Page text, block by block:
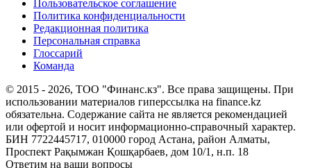
Пользовательское соглашение
Политика конфиденциальности
Редакционная политика
Персональная справка
Глоссарий
Команда
© 2015 - 2026, ТОО "Финанс.кз". Все права защищены. При
использовании материалов гиперссылка на finance.kz
обязательна. Содержание сайта не является рекомендацией
или офертой и носит информационно-справочный характер.
БИН 7722445717, 010000 город Астана, район Алматы,
Проспект Рақымжан Қошқарбаев, дом 10/1, н.п. 18
Ответим на ваши вопросы